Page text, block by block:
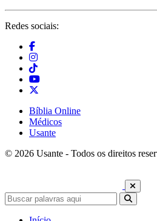
Redes sociais:
Bíblia Online
Médicos
Usante
© 2026 Usante - Todos os direitos